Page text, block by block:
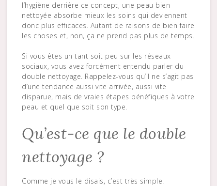
l’hygiène derrière ce concept, une peau bien
nettoyée absorbe mieux les soins qui deviennent
donc plus efficaces. Autant de raisons de bien faire
les choses et, non, ça ne prend pas plus de temps.
Si vous êtes un tant soit peu sur les réseaux
sociaux, vous avez forcément entendu parler du
double nettoyage. Rappelez-vous qu’il ne s’agit pas
d’une tendance aussi vite arrivée, aussi vite
disparue, mais de vraies étapes bénéfiques à votre
peau et quel que soit son type.
Qu’est-ce que le double
nettoyage ?
Comme je vous le disais, c’est très simple.